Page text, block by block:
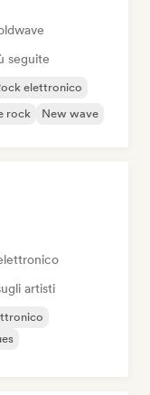
seguite
elettronico
rock New wave
artisti